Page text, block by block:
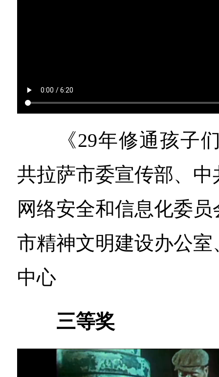
《29年修通孩子们
共拉萨市委宣传部、
网络安全和信息化委
市精神文明建设办公
中心
三等奖